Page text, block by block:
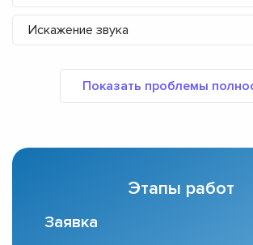
Искажение звука
Этапы работ
Заявка